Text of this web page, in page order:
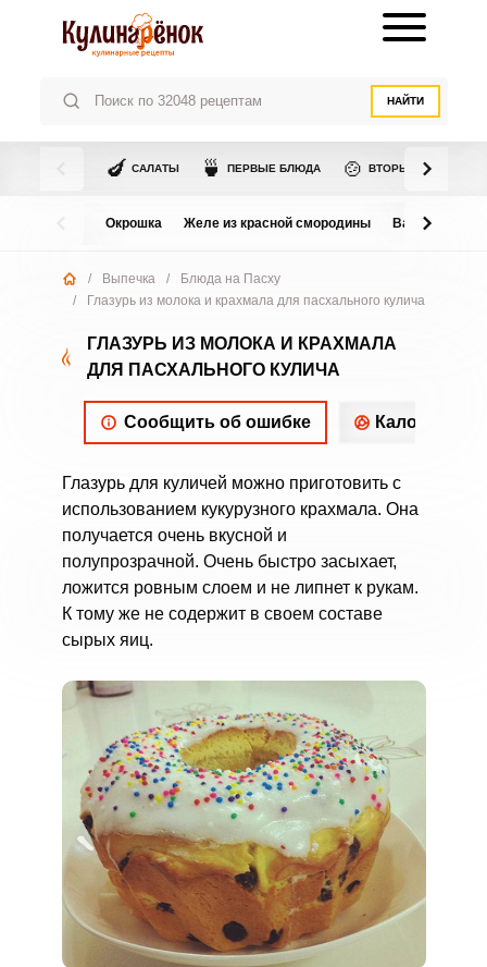
НАЙТИ
🍆 САЛАТЫ 🍵 ПЕРВЫЕ БЛЮДА 🍲 ВТОРЫЕ БЛЮДА
Окрошка Желе из красной смородины Варенье из
/ Выпечка /
Блюда на Пасху
/
Глазурь из молока и крахмала для пасхального кулича
ГЛАЗУРЬ ИЗ МОЛОКА И КРАХМАЛА
ДЛЯ ПАСХАЛЬНОГО КУЛИЧА
Сообщить об ошибке
Глазурь для куличей можно приготовить с
использованием кукурузного крахмала. Она
получается очень вкусной и
полупрозрачной. Очень быстро засыхает,
ложится ровным слоем и не липнет к рукам.
К тому же не содержит в своем составе
сырых яиц.